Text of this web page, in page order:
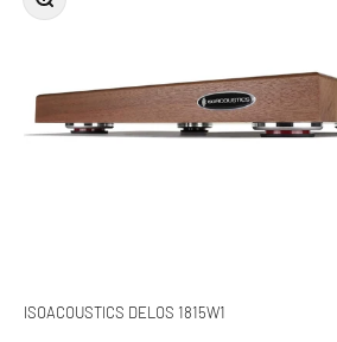
ISOACOUSTICS DELOS 1815W1